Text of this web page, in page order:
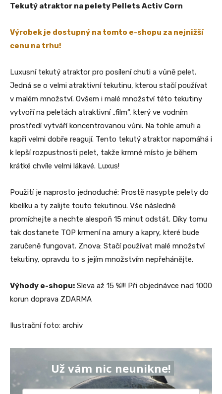
Tekutý atraktor na pelety Pellets Activ Corn
Výrobek je dostupný na tomto e-shopu za nejnižší
cenu na trhu!
Luxusní tekutý atraktor pro posílení chuti a vůně pelet.
Jedná se o velmi atraktivní tekutinu, kterou stačí používat
v malém množství. Ovšem i malé množství této tekutiny
vytvoří na peletách atraktivní „film“, který ve vodním
prostředí vytváří koncentrovanou vůni. Na tohle amuři a
kapři velmi dobře reagují. Tento tekutý atraktor napomáhá i
k lepší rozpustnosti pelet, takže krmné místo je během
krátké chvíle velmi lákavé. Luxus!
Použití je naprosto jednoduché: Prostě nasypte pelety do
kbelíku a ty zalijte touto tekutinou. Vše následně
promíchejte a nechte alespoň 15 minut odstát. Díky tomu
tak dostanete TOP krmení na amury a kapry, které bude
zaručeně fungovat. Znova: Stačí používat malé množství
tekutiny, opravdu to s jejím množstvím nepřehánějte.
Výhody e-shopu: Sleva až 15 %!!! Při objednávce nad 1000
korun doprava ZDARMA
Ilustrační foto: archiv
Už vám nic neunikne!